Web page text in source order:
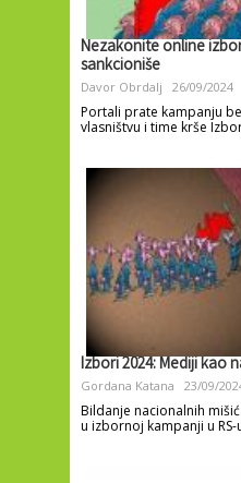
Nezakonite online
sankcioniše
Davor Obrdalj 26/09/2024
Portali prate kampanju
vlasništvu i time krše
Izbori 2024: Mediji kao
Gordana Katana 23/09/
Bildanje nacionalnih
u izbornoj kampanji u RS-